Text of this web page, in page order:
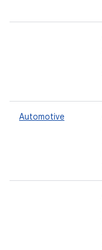
Automotive